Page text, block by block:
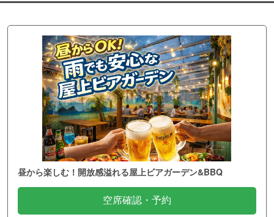
昼から楽しむ！開放感溢れる屋上ビアガーデン&BBQ
空席確認・予約